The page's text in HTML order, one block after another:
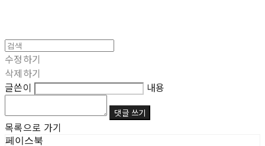
수정하기
삭제하기
글쓴이
내용
댓글 쓰기
목록으로 가기
페이스북